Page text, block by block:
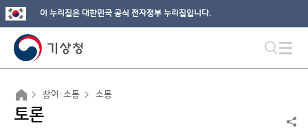
이 누리집은 대한민국 공식 전자정부 누리집입니다.
참여·소통 소통
토론